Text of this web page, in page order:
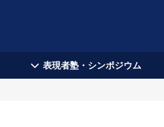
表現者塾・シンポジウム